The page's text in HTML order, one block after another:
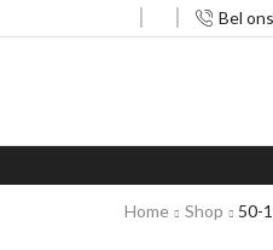
Bel
Home Shop 50-